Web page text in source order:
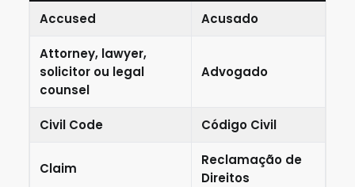
Accused Acusado
Attorney, lawyer,
solicitor ou legal
counsel
Advogado
Civil Code Código Civil
Claim
Reclamação de
Direitos